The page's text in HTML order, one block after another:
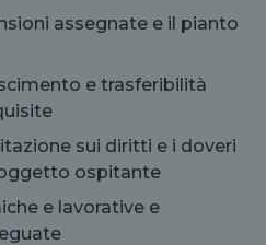
assegnate e il pianto
e trasferibilità
sui diritti e i doveri
ospitante
e lavorative e